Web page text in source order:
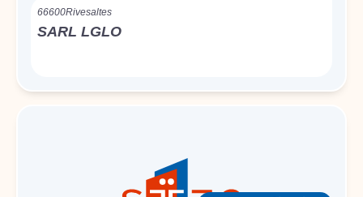
66600Rivesaltes
SARL LGLO